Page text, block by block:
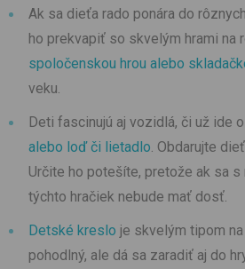
Ak sa dieťa rado ponára do rôznych
ho prekvapiť so skvelým hrami na
spoločenskou hrou alebo
veku.
Deti fascinujú aj vozidlá, či už ide o
alebo loď či lietadlo. Obdarujte
Určite ho potešíte, pretože ak sa s
týchto hračiek nebude mať dosť.
Detské kreslo je skvelým tipom
pohodlný, ale dá sa zaradiť aj do